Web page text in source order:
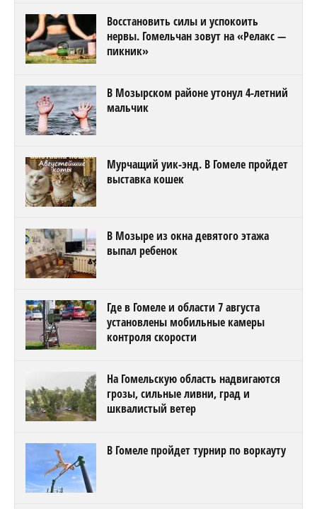
Восстановить силы и успокоить
нервы. Гомельчан зовут на «Релакс —
пикник»
В Мозырском районе утонул 4-летний
мальчик
Мурчащий уик-энд. В Гомеле пройдет
выставка кошек
В Мозыре из окна девятого этажа
выпал ребенок
Где в Гомеле и области 7 августа
установлены мобильные камеры
контроля скорости
На Гомельскую область надвигаются
грозы, сильные ливни, град и
шквалистый ветер
В Гомеле пройдет турнир по воркауту